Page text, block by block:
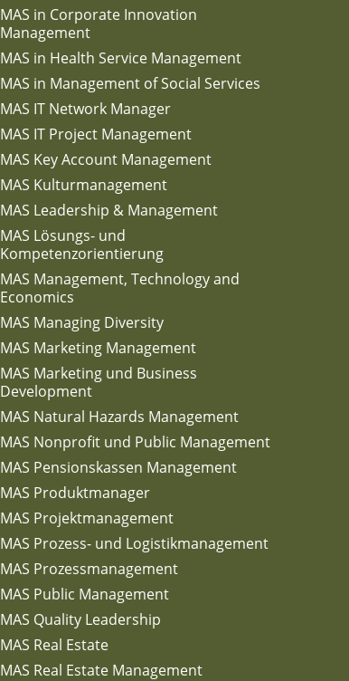
MAS in Corporate Innovation
Management
MAS in Health Service Management
MAS in Management of Social Services
MAS IT Network Manager
MAS IT Project Management
MAS Key Account Management
MAS Kulturmanagement
MAS Leadership & Management
MAS Lösungs- und
Kompetenzorientierung
MAS Management, Technology and
Economics
MAS Managing Diversity
MAS Marketing Management
MAS Marketing und Business
Development
MAS Natural Hazards Management
MAS Nonprofit und Public Management
MAS Pensionskassen Management
MAS Produktmanager
MAS Projektmanagement
MAS Prozess- und Logistikmanagement
MAS Prozessmanagement
MAS Public Management
MAS Quality Leadership
MAS Real Estate
MAS Real Estate Management